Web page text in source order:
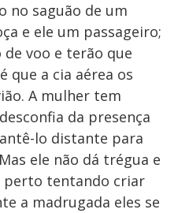
no saguão de um
e ele um passageiro;
voo e terão que
que a cia aérea os
A mulher tem
da presença
lo distante para
ele não dá trégua e
perto tentando criar
a madrugada eles se